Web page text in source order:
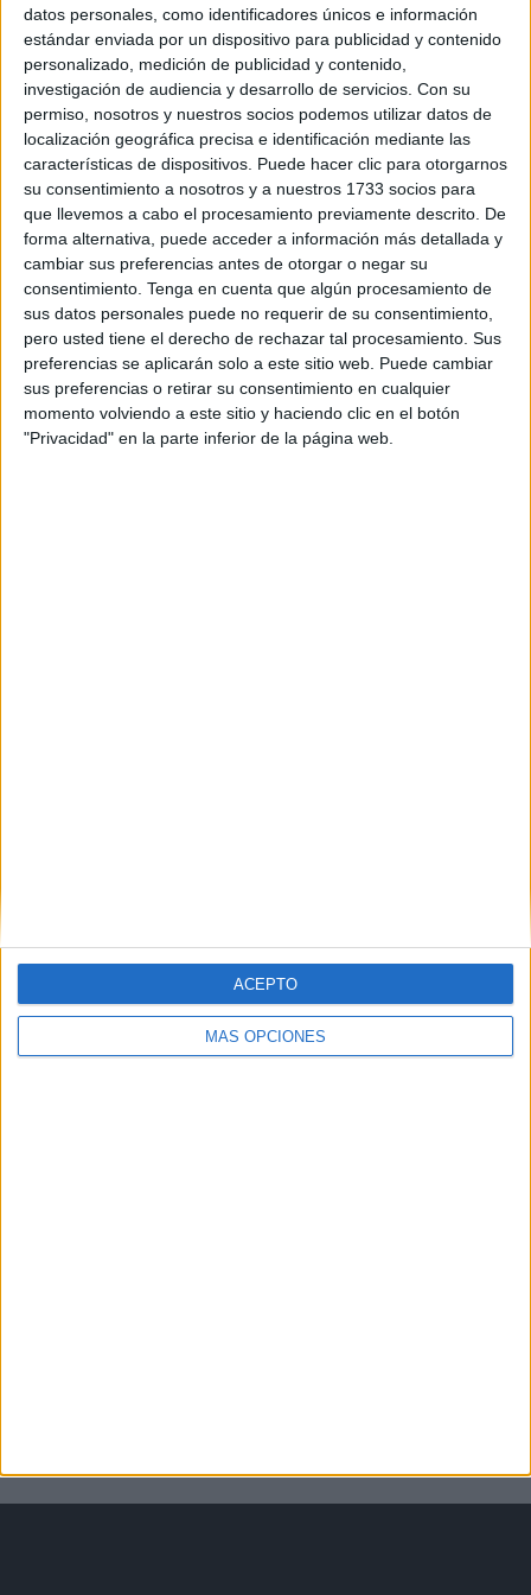
datos personales, como identificadores únicos e información
estándar enviada por un dispositivo para publicidad y contenido
personalizado, medición de publicidad y contenido,
investigación de audiencia y desarrollo de servicios. Con su
permiso, nosotros y nuestros socios podemos utilizar datos de
localización geográfica precisa e identificación mediante las
características de dispositivos. Puede hacer clic para otorgarnos
su consentimiento a nosotros y a nuestros 1733 socios para
que llevemos a cabo el procesamiento previamente descrito. De
forma alternativa, puede acceder a información más detallada y
cambiar sus preferencias antes de otorgar o negar su
consentimiento. Tenga en cuenta que algún procesamiento de
sus datos personales puede no requerir de su consentimiento,
pero usted tiene el derecho de rechazar tal procesamiento. Sus
preferencias se aplicarán solo a este sitio web. Puede cambiar
sus preferencias o retirar su consentimiento en cualquier
momento volviendo a este sitio y haciendo clic en el botón
"Privacidad" en la parte inferior de la página web.
MÁS OPCIONES
ACEPTO
sueño de ser policía nacional
POR CARMEN ECHARRI 28/06/2026 8
Daniela Sánchez, la verdadera tercera mejor
nota de selectividad de Ceuta
POR EVA CEREZO 23/06/2026 10
La UNED hace balance del curso con más
alumnos y actividades
POR BEATRIZ MARTÍNEZ 23/06/2026 0
Baldomero Santiago, el joven gitano
graduado en Magisterio: “A los que me
dijeron que no podía, aquí estoy”
POR EVA CEREZO 21/06/2026 6
Enfermería llega al final del camino con una
graduación cargada de risas y recuerdos